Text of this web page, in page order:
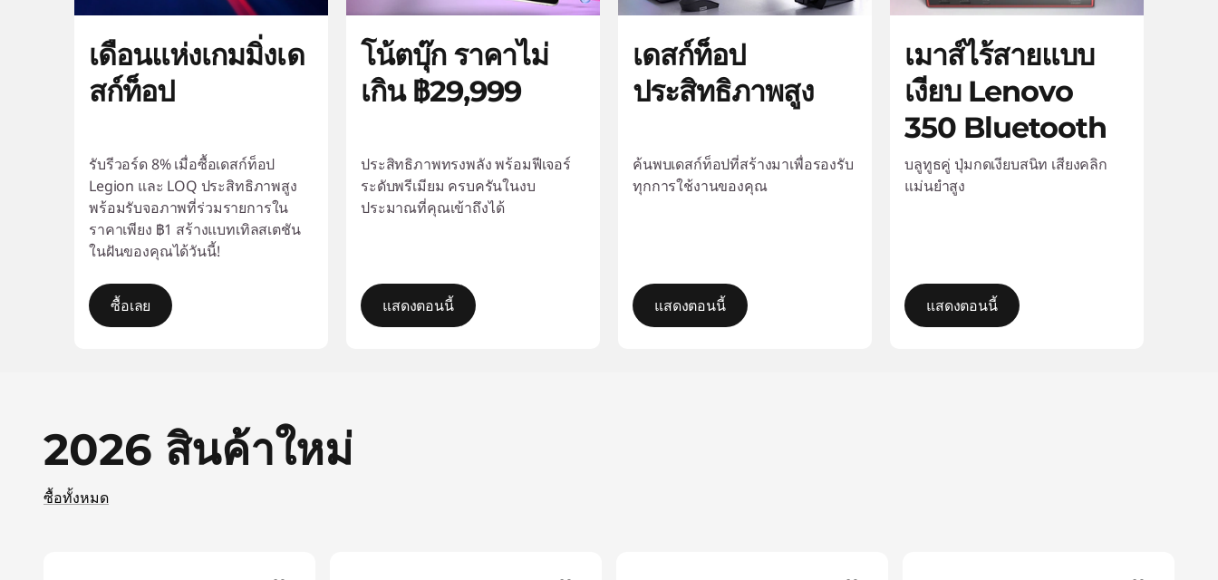
เดือนแห่งเกมมิ่งเด
สก์ท็อป
รับรีวอร์ด 8% เมื่อซื้อเดสก์ท็อป
Legion และ LOQ ประสิทธิภาพสูง
พร้อมรับจอภาพที่ร่วมรายการใน
ราคาเพียง ฿1 สร้างแบทเทิลสเตชัน
ในฝันของคุณได้วันนี้!
ซื้อเลย
โน้ตบุ๊ก ราคาไม่
เกิน ฿29,999
ประสิทธิภาพทรงพลัง พร้อมฟีเจอร์
ระดับพรีเมียม ครบครันในงบ
ประมาณที่คุณเข้าถึงได้
แสดงตอนนี้
เดสก์ท็อป
ประสิทธิภาพสูง
ค้นพบเดสก์ท็อปที่สร้างมาเพื่อรองรับ
ทุกการใช้งานของคุณ
แสดงตอนนี้
เมาส์ไร้สายแบบ
เงียบ Lenovo
350 Bluetooth
บลูทูธคู่ ปุ่มกดเงียบสนิท เสียงคลิก
แม่นยำสูง
แสดงตอนนี้
2026 สินค้าใหม่
ซื้อทั้งหมด